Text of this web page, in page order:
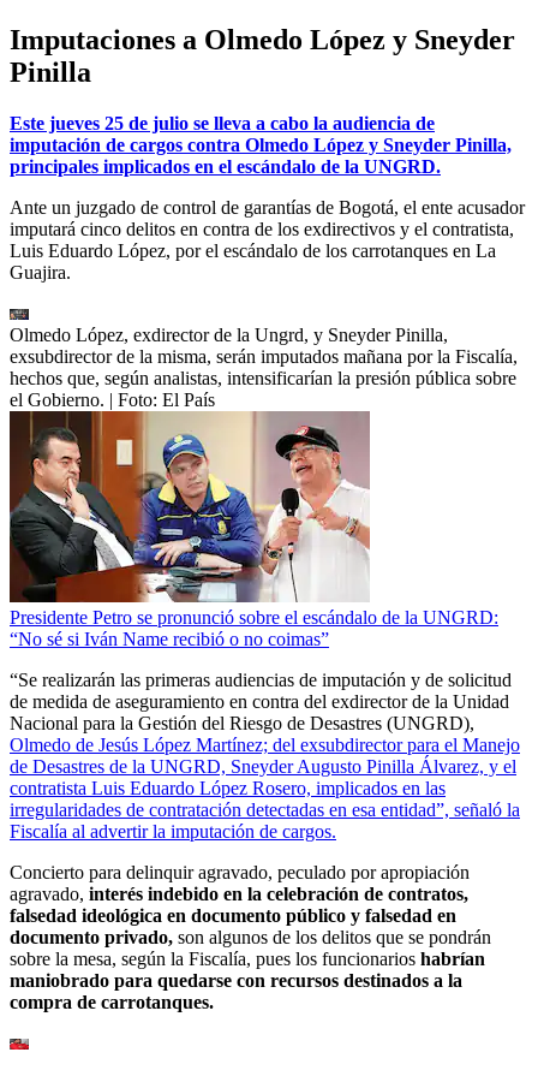
Imputaciones a Olmedo López y Sneyder
Pinilla
Este jueves 25 de julio se lleva a cabo la audiencia de
imputación de cargos contra Olmedo López y Sneyder Pinilla,
principales implicados en el escándalo de la UNGRD.
Ante un juzgado de control de garantías de Bogotá, el ente acusador
imputará cinco delitos en contra de los exdirectivos y el contratista,
Luis Eduardo López, por el escándalo de los carrotanques en La
Guajira.
Olmedo López, exdirector de la Ungrd, y Sneyder Pinilla,
exsubdirector de la misma, serán imputados mañana por la Fiscalía,
hechos que, según analistas, intensificarían la presión pública sobre
el Gobierno. | Foto: El País
Presidente Petro se pronunció sobre el escándalo de la UNGRD:
“No sé si Iván Name recibió o no coimas”
“Se realizarán las primeras audiencias de imputación y de solicitud
de medida de aseguramiento en contra del exdirector de la Unidad
Nacional para la Gestión del Riesgo de Desastres (UNGRD),
Olmedo de Jesús López Martínez; del exsubdirector para el Manejo
de Desastres de la UNGRD, Sneyder Augusto Pinilla Álvarez, y el
contratista Luis Eduardo López Rosero, implicados en las
irregularidades de contratación detectadas en esa entidad”, señaló la
Fiscalía al advertir la imputación de cargos.
Concierto para delinquir agravado, peculado por apropiación
agravado, interés indebido en la celebración de contratos,
falsedad ideológica en documento público y falsedad en
documento privado, son algunos de los delitos que se pondrán
sobre la mesa, según la Fiscalía, pues los funcionarios habrían
maniobrado para quedarse con recursos destinados a la
compra de carrotanques.